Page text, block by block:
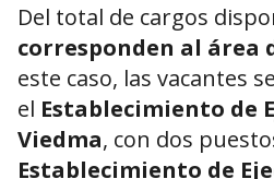
Del total de cargos
corresponden al área
este caso, las vacantes
el Establecimiento de
Viedma, con dos
Establecimiento de